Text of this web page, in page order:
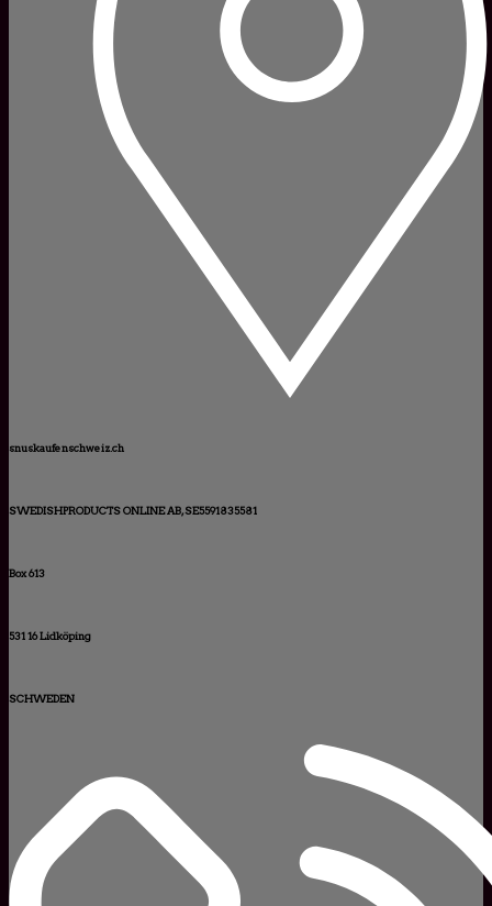
snuskaufenschweiz.ch
SWEDISHPRODUCTS ONLINE AB, SE5591835581
Box 613
531 16 Lidköping
SCHWEDEN